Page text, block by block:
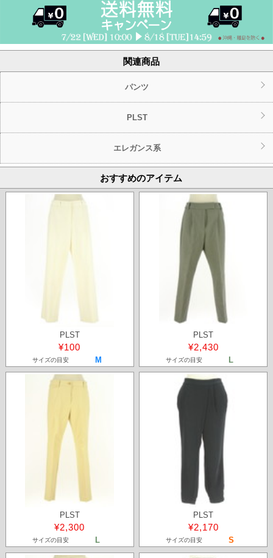
関連商品
パンツ
PLST
エレガンス系
おすすめのアイテム
PLST
¥100
サイズの目安 M
PLST
¥2,430
サイズの目安 L
PLST
¥2,300
サイズの目安 L
PLST
¥2,170
サイズの目安 S